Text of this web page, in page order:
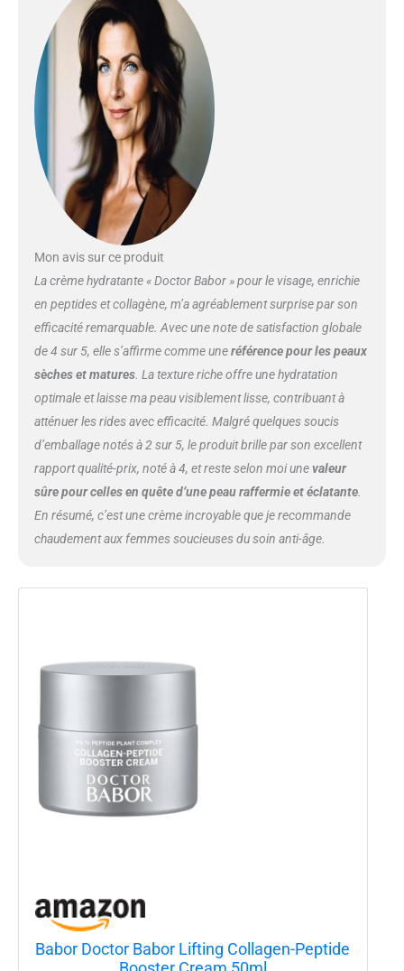
Mon avis sur ce produit
La crème hydratante « Doctor Babor » pour le visage, enrichie
en peptides et collagène, m’a agréablement surprise par son
efficacité remarquable. Avec une note de satisfaction globale
de 4 sur 5, elle s’affirme comme uneréférence pour les peaux
sèches et matures. La texture riche offre une hydratation
optimale et laisse ma peau visiblement lisse, contribuant à
atténuer les rides avec efficacité. Malgré quelques soucis
d’emballage notés à 2 sur 5, le produit brille par son excellent
rapport qualité-prix, noté à 4, et reste selon moi unevaleur
sûre pour celles en quête d’une peau raffermie et éclatante.
En résumé, c’est une crème incroyable que je recommande
chaudement aux femmes soucieuses du soin anti-âge.
Babor Doctor Babor Lifting Collagen-Peptide